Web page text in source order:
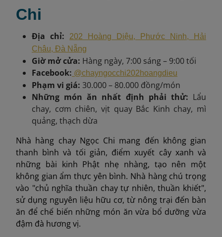
Chi
Địa chỉ:
202 Hoàng Diệu, Phước Ninh, Hải
Châu, Đà Nẵng
Giờ mở cửa: Hàng ngày, 7:00 sáng – 9:00 tối
Facebook: @chayngocchi202hoangdieu
Phạm vi giá: 30.000 – 80.000 đồng/món
Những món ăn nhất định phải thử: Lẩu
chay, cơm chiên, vịt quay Bắc Kinh chay, mì
quảng, thạch dừa
Nhà hàng chay Ngọc Chi mang đến không gian
thanh bình và tối giản, điểm xuyết cây xanh và
những bài kinh Phật nhẹ nhàng, tạo nên một
không gian ẩm thực yên bình. Nhà hàng chú trọng
vào "chủ nghĩa thuần chay tự nhiên, thuần khiết",
sử dụng nguyên liệu hữu cơ, từ nông trại đến bàn
ăn để chế biến những món ăn vừa bổ dưỡng vừa
đậm đà hương vị.